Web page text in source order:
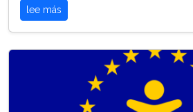
lee más